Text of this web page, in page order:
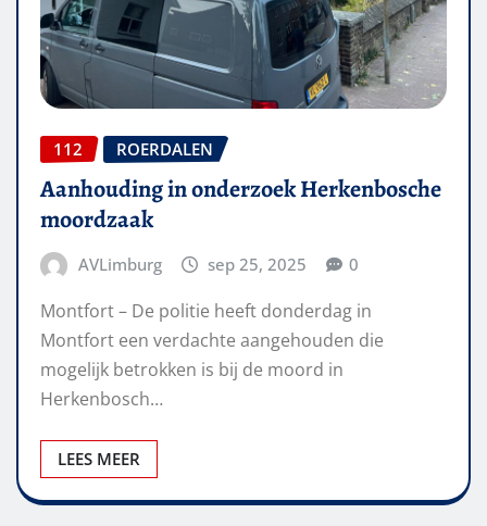
112 ROERDALEN
Aanhouding in onderzoek Herkenbosche
moordzaak
AVLimburg sep 25, 2025 0
Montfort – De politie heeft donderdag in
Montfort een verdachte aangehouden die
mogelijk betrokken is bij de moord in
Herkenbosch…
LEES MEER